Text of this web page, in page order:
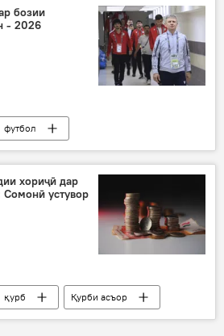
бозии
- 2026
футбол
Урдун
хориҷӣ дар
Сомонӣ устувор
қурб
Қурби асъор
рубл
коҳиш